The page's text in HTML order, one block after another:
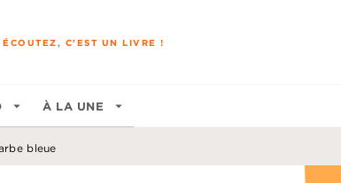
ÉCOUTEZ, C'EST UN LIVRE !
arrow_drop_down À LA UNE arrow_drop_down
bleue